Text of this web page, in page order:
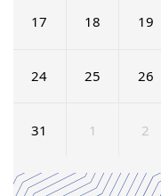
17 18 19
24 25 26
31 1 2